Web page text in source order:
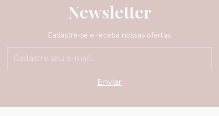
Newsletter
Cadastre-se e receba nossas ofertas.